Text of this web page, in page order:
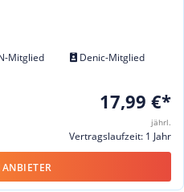
Mitglied
Denic-Mitglied
17,99 €*
jährl.
Vertragslaufzeit: 1 Jahr